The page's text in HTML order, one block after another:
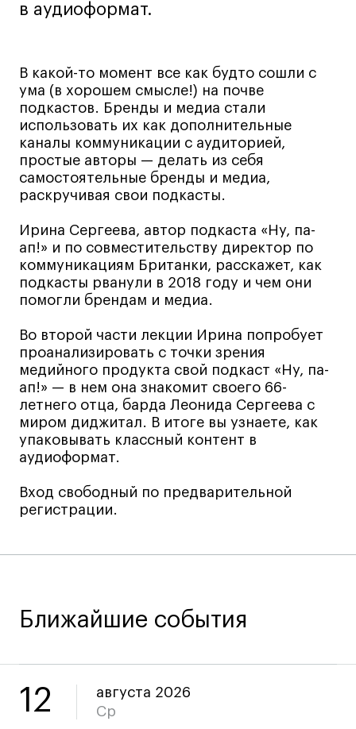
Интерьер
Навыки предпринимателя и управленца
Онлайн
Маркетинг и генерация лидов
Искусство
Фотография
Очно + онлайн
Все программы
Специалист кино- и медиапродакшена
Цифровой маркетолог
Технолог-конструктор одежды
Коммерческий фотограф
Все программы
Для школьников
Интенсивы
О школе
События
Блог
в аудиоформат.
В какой-то момент все как будто сошли с
ума (в хорошем смысле!) на почве
подкастов. Бренды и медиа стали
использовать их как дополнительные
каналы коммуникации с аудиторией,
простые авторы — делать из себя
самостоятельные бренды и медиа,
раскручивая свои подкасты.
Ирина Сергеева, автор подкаста «Ну, па-
ап!» и по совместительству директор по
коммуникациям Британки, расскажет, как
подкасты рванули в 2018 году и чем они
помогли брендам и медиа.
Во второй части лекции Ирина попробует
проанализировать с точки зрения
медийного продукта свой подкаст «Ну, па-
ап!» — в нем она знакомит своего 66-
летнего отца, барда Леонида Сергеева с
миром диджитал. В итоге вы узнаете, как
упаковывать классный контент в
аудиоформат.
Вход свободный по предварительной
регистрации.
Ближайшие события
12
августа 2026
Ср